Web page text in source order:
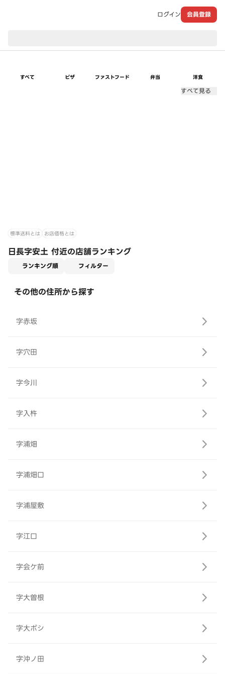
ログイン 会員登録
すべて ピザ ファストフード 弁当 洋食
すべて見る
標準送料とは お店価格とは
日長字安土 付近の店舗ランキング
ランキング順 フィルター
その他の住所から探す
字赤坂
字穴田
字今川
字入杵
字浦畑
字浦畑口
字浦屋敷
字江口
字会ケ前
字大曽根
字大ボシ
字沖ノ田